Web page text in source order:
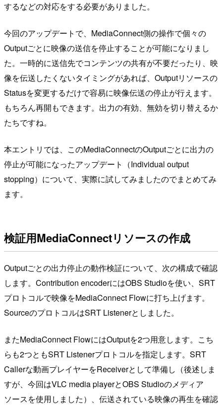
するなどの対応をする必要がありました。
今回のアップデートで、MediaConnect側の操作で個々の
Outputごとに映像の送信を停止することが可能になりまし
た。一時的に送信先でコンテンツの共有が不要だったり、映
像を伝送したくないタイミングがあれば、Outputリソースの
Statusを変更するだけで容易に映像伝送の停止が行えます。
もちろん再開もできます。出力の有効、無効を切り替えるか
たちですね。
本エントリでは、このMediaConnectのOutputごとに出力の
停止が可能になったアップデート（Individual output
stopping）について、実際に試してみましたのでまとめてみ
ます。
検証用MediaConnectリソースの作成
Outputごとの出力停止の動作検証について、次の構成で確認
します。Contribution encoderにはOBS Studioを使い、SRT
プロトコルで映像をMediaConnect Flowに打ち上げます。
SourceのプロトコルはSRT Listenerとしました。
またMediaConnect FlowにはOutputを2つ用意します。こち
らも2つともSRT Listenerプロトコルを指定します。SRT
Callerな動画プレイヤーをReceiverとして準備し（後述しま
すが、今回はVLC media playerとOBS Studioのメディア
ソースを使用しました）、伝送されている映像の再生を確認